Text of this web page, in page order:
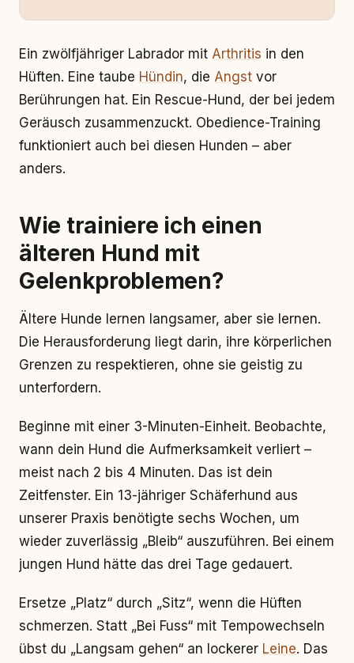
Ein zwölfjähriger Labrador mit Arthritis in den
Hüften. Eine taube Hündin, die Angst vor
Berührungen hat. Ein Rescue-Hund, der bei jedem
Geräusch zusammenzuckt. Obedience-Training
funktioniert auch bei diesen Hunden – aber
anders.
Wie trainiere ich einen
älteren Hund mit
Gelenkproblemen?
Ältere Hunde lernen langsamer, aber sie lernen.
Die Herausforderung liegt darin, ihre körperlichen
Grenzen zu respektieren, ohne sie geistig zu
unterfordern.
Beginne mit einer 3-Minuten-Einheit. Beobachte,
wann dein Hund die Aufmerksamkeit verliert –
meist nach 2 bis 4 Minuten. Das ist dein
Zeitfenster. Ein 13-jähriger Schäferhund aus
unserer Praxis benötigte sechs Wochen, um
wieder zuverlässig „Bleib“ auszuführen. Bei einem
jungen Hund hätte das drei Tage gedauert.
Ersetze „Platz“ durch „Sitz“, wenn die Hüften
schmerzen. Statt „Bei Fuss“ mit Tempowechseln
übst du „Langsam gehen“ an lockerer Leine. Das